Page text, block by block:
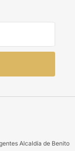
Alcaldía de Benito